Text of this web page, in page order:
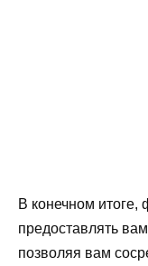
В конечном итоге,
предоставлять
позволяя вам